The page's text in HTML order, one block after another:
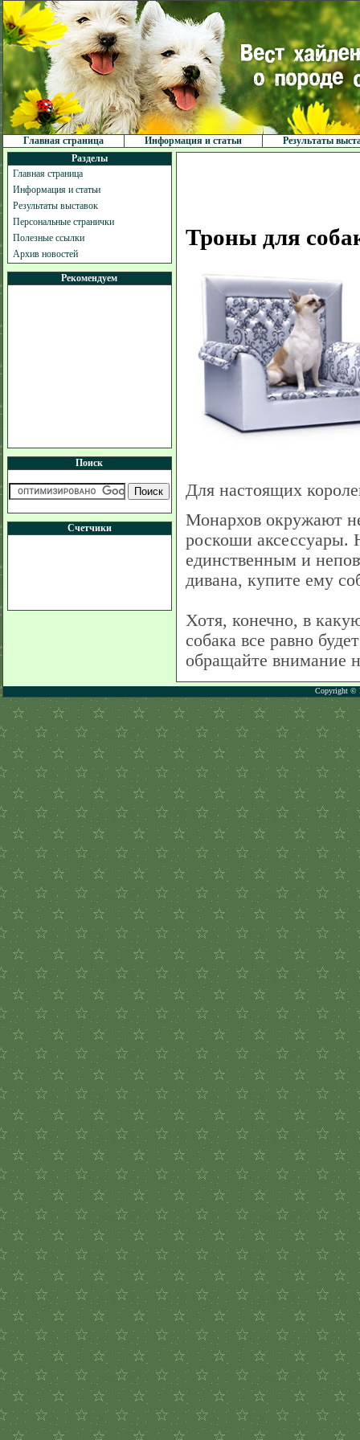
Главная страница Информация и статьи
Результаты
Разделы
Главная страница
Информация и статьи
Результаты выставок
Персональные странички
Полезные ссылки
Архив новостей
Рекомендуем
Поиск
Счетчики
Троны для
Для настоящих
Монархов окружают
роскоши аксессуары.
единственным и
дивана, купите ему
Хотя, конечно, в
собака все равно
обращайте внимание
Copyright ©